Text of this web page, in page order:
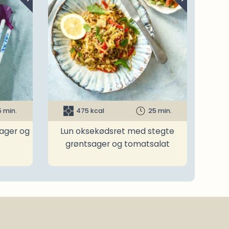
min.
og
475 kcal 25 min.
Lun oksekødsret med stegte
grøntsager og tomatsalat